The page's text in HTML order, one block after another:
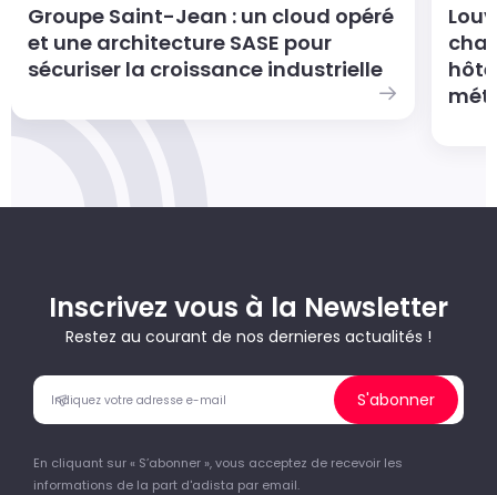
Groupe Saint-Jean : un cloud opéré
et une architecture SASE pour
sécuriser la croissance industrielle
Inscrivez vous à la Newsletter
Restez au courant de nos dernieres actualités !
S'abonner
En cliquant sur « S’abonner », vous acceptez de recevoir les
informations de la part d'adista par email.